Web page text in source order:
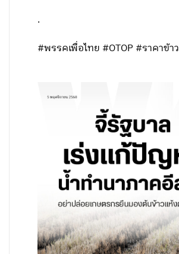
.
#พรรคเพื่อไทย #OTOP #ราคาข้าว